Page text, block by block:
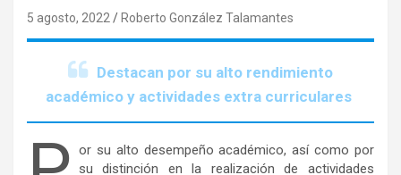
5 agosto, 2022 Roberto González Talamantes
Destacan por su alto rendimiento
académico y actividades extra curriculares
or su alto desempeño académico, así como por
su distinción en la realización de actividades